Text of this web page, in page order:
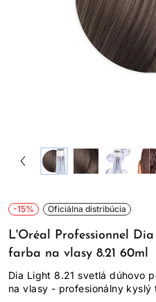
-15% Oficiálna distribúcia
L'Oréal Professionnel
farba na vlasy 8.21 60ml
Dia Light 8.21 svetlá dúhovo
na vlasy - profesionálny kyslý